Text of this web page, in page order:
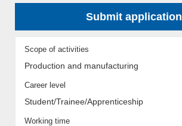
Submit application
Scope of activities
Production and manufacturing
Career level
Student/Trainee/Apprenticeship
Working time